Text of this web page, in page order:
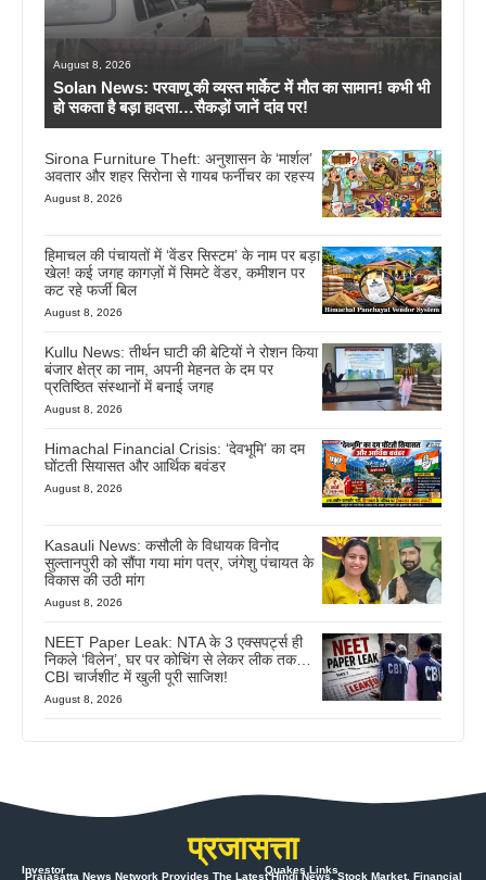
August 8, 2026
Solan News: परवाणू की व्यस्त मार्केट में मौत का सामान! कभी भी
हो सकता है बड़ा हादसा…सैकड़ों जानें दांव पर!
Sirona Furniture Theft: अनुशासन के ‘मार्शल’
अवतार और शहर सिरोना से गायब फर्नीचर का रहस्य
August 8, 2026
हिमाचल की पंचायतों में ‘वेंडर सिस्टम’ के नाम पर बड़ा
खेल! कई जगह कागज़ों में सिमटे वेंडर, कमीशन पर
कट रहे फर्जी बिल
August 8, 2026
Kullu News: तीर्थन घाटी की बेटियों ने रोशन किया
बंजार क्षेत्र का नाम, अपनी मेहनत के दम पर
प्रतिष्ठित संस्थानों में बनाई जगह
August 8, 2026
Himachal Financial Crisis: ‘देवभूमि’ का दम
घोंटती सियासत और आर्थिक बवंडर
August 8, 2026
Kasauli News: कसौली के विधायक विनोद
सुल्तानपुरी को सौंपा गया मांग पत्र, जंगेशु पंचायत के
विकास की उठी मांग
August 8, 2026
NEET Paper Leak: NTA के 3 एक्सपर्ट्स ही
निकले ‘विलेन’, घर पर कोचिंग से लेकर लीक तक…
CBI चार्जशीट में खुली पूरी साजिश!
August 8, 2026
प्रजासत्ता
Prajasatta News Network Provides The Latest Hindi News, Stock Market, Financial
Investor Quakes Links